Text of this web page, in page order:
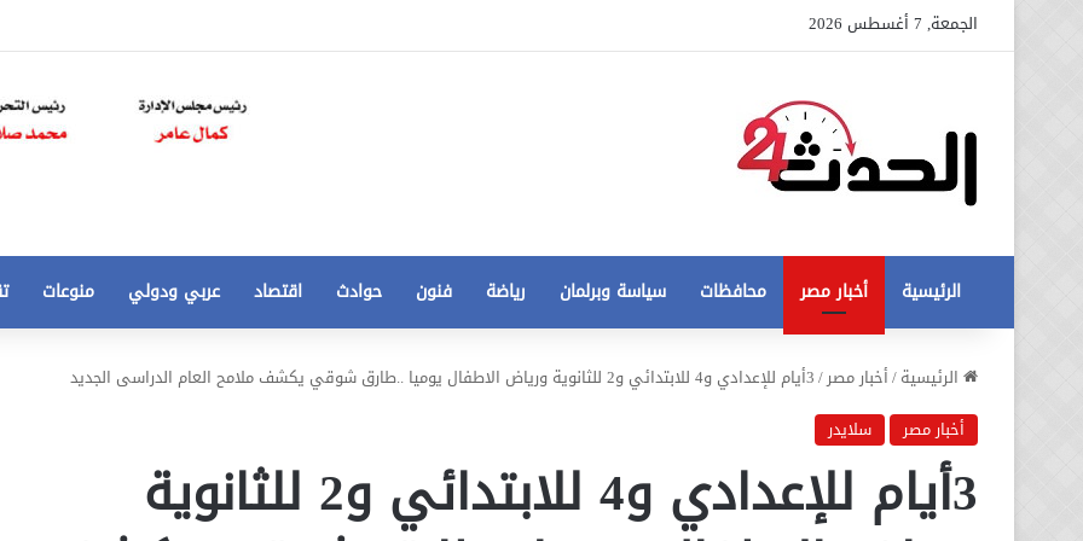
الجمعة, 7 أغسطس 2026
الرئيسية أخبار مصر محافظات سياسة وبرلمان رياضة فنون حوادث اقتصاد عربي ودولي منوعات
الرئيسية/أخبار مصر/3أيام للإعدادي و4 للابتدائي و2 للثانوية ورياض الاطفال يوميا ..طارق شوقي يكشف ملامح العام الدراسى الجديد
أخبار مصر
سلايدر
3أيام للإعدادي و4 للابتدائي و2 للثانوية
عاجل
جديدة
في
أزمة
مخالفات
البناء
12 أغسطس، 2020
عاجل تطورات جديدة في أزمة مخالفات
تخفيض
الي
50
21 أغسطس، 2020